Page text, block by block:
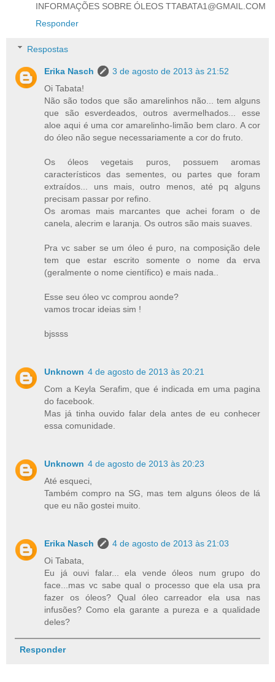
INFORMAÇÕES SOBRE ÓLEOS TTABATA1@GMAIL.COM
Responder
Respostas
Erika Nasch
3 de agosto de 2013 às 21:52
Oi Tabata!
Não são todos que são amarelinhos não... tem alguns
que são esverdeados, outros avermelhados... esse
aloe aqui é uma cor amarelinho-limão bem claro. A cor
do óleo não segue necessariamente a cor do fruto.
Os óleos vegetais puros, possuem aromas
característicos das sementes, ou partes que foram
extraídos... uns mais, outro menos, até pq alguns
precisam passar por refino.
Os aromas mais marcantes que achei foram o de
canela, alecrim e laranja. Os outros são mais suaves.
Pra vc saber se um óleo é puro, na composição dele
tem que estar escrito somente o nome da erva
(geralmente o nome científico) e mais nada..
Esse seu óleo vc comprou aonde?
vamos trocar ideias sim !
bjssss
Unknown 4 de agosto de 2013 às 20:21
Com a Keyla Serafim, que é indicada em uma pagina
do facebook.
Mas já tinha ouvido falar dela antes de eu conhecer
essa comunidade.
Unknown 4 de agosto de 2013 às 20:23
Até esqueci,
Também compro na SG, mas tem alguns óleos de lá
que eu não gostei muito.
Erika Nasch
4 de agosto de 2013 às 21:03
Oi Tabata,
Eu já ouvi falar... ela vende óleos num grupo do
face...mas vc sabe qual o processo que ela usa pra
fazer os óleos? Qual óleo carreador ela usa nas
infusões? Como ela garante a pureza e a qualidade
deles?
Responder